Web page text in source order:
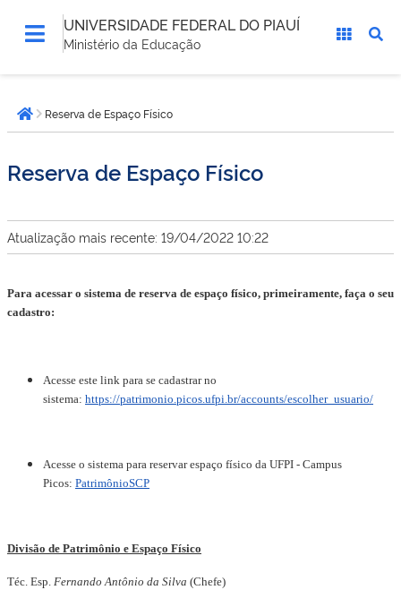
UNIVERSIDADE FEDERAL DO PIAUÍ
Ministério da Educação
está
aqui:Página inicial
Reserva de Espaço Físico
Reserva de Espaço Físico
Atualização mais recente: 19/04/2022 10:22
Para acessar o sistema de reserva de espaço físico, primeiramente, faça o seu
cadastro:
Acesse este link para se cadastrar no
sistema: https://patrimonio.picos.ufpi.br/accounts/escolher_usuario/
Acesse o sistema para reservar espaço físico da UFPI - Campus
Picos: PatrimônioSCP
Divisão de Patrimônio e Espaço Físico
Téc. Esp. Fernando Antônio da Silva (Chefe)